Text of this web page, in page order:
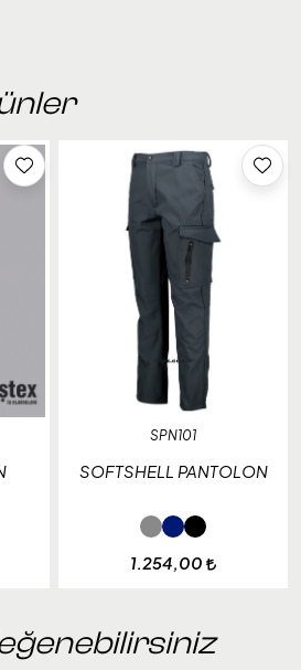
SPN101
SOFTSHELL PANTOLON
1.254,00